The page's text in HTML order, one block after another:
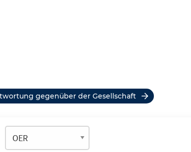
gegenüber der Gesellschaft